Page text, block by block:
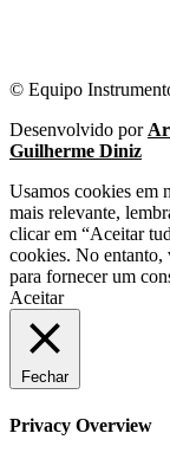
© Equipo
Desenvolvido por
Guilherme Diniz
Usamos cookies em
mais relevante,
clicar em “Aceitar
cookies. No
para fornecer um
Aceitar
Fechar
Privacy Overview